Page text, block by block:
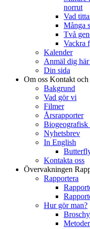
norrut
Vad
Många
Två
Vackra
Kalender
Anmäl dig
Din sida
Om oss Kontakt och
Bakgrund
Vad gör vi
Filmer
Årsrapporter
Nyhetsbrev
In English
Kontakta oss
Övervakningen
Rapportera
Hur gör man?
Metoder